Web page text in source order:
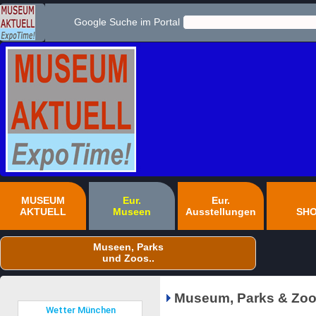
Google Suche im Portal
MUSEUM
AKTUELL
Eur.
Museen
Eur.
Ausstellungen
Museen, Parks
und Zoos..
Museum, Parks &